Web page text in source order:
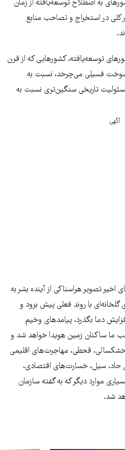
به اصطلاح توسعه‌یافته از زمان
کلی در استخراج و تصاحب منابع
توسعه‌یافته،‌ کشورهایی که از قرن
فسیلی می‌چرخد،‌ نسبت به
تاریخی سنگین‌تری نسبت به
آگهی
تصویر هراسناکی از آینده بشر به
گلخانه‌ای با روند فعلی پیش برود و
از سطح ۱,۵ درجه افزایش دما بگذرد، پیامدهای وخیم
ما ساکنان زمین هویدا خواهد شد و
خشکسالی، قحطی، مهاجرت‌های اقلیمی
حاد،‌ سیل، خسارت‌های اقتصادی،
موارد دیگر که به گفته سازمان
شد.